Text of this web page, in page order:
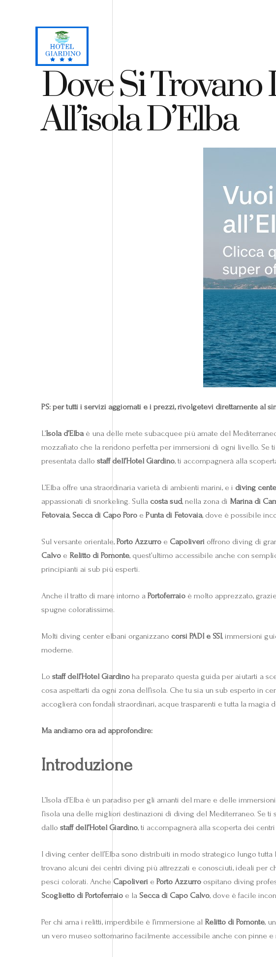
Dove Si
All’isola D’Elba
PS: per tutti i servizi aggiornati e i prezzi, rivolgetevi direttamente al
L’Isola d’Elbaè una delle mete subacquee più amate del
mozzafiato che la rendono perfetta per immersioni di ogni livello. Se
presentata dallo staff dell’Hotel Giardino, ti accompagnerà alla
L’Elba offre una straordinaria varietà di ambienti marini, e i diving
appassionati di snorkeling. Sulla costa sud, nella zona di Marina di
Fetovaia, Secca di Capo Poro e Punta di Fetovaia, dove è possibile
Sul versante orientale, Porto Azzurro e Capoliveri offrono diving di
Calvo e Relitto di Pomonte, quest’ultimo accessibile anche con
principianti ai sub più esperti.
Anche il tratto di mare intorno a Portoferraio è molto apprezzato,
spugne coloratissime.
Molti diving center elbani organizzano corsi PADI e SSI, immersioni
moderne.
Lo staff dell’Hotel Giardino ha preparato questa guida per aiutarti a
cosa aspettarti da ogni zona dell’isola. Che tu sia un sub esperto in
accoglierà con fondali straordinari, acque trasparenti e tutta la magia
Ma andiamo ora ad approfondire:
Introduzione
L’Isola d’Elba è un paradiso per gli amanti del mare e delle
l’isola una delle migliori destinazioni di diving del Mediterraneo. Se ti
dallo staff dell’Hotel Giardino, ti accompagnerà alla scoperta dei
I diving center dell’Elba sono distribuiti in modo strategico lungo
trovano alcuni dei centri diving più attrezzati e conosciuti, ideali per
pesci colorati. Anche Capoliveri e Porto Azzurro ospitano diving
Scoglietto di Portoferraio e la Secca di Capo Calvo, dove è facile
Per chi ama i relitti, imperdibile è l’immersione al Relitto di Pomonte,
un vero museo sottomarino facilmente accessibile anche con pinne e